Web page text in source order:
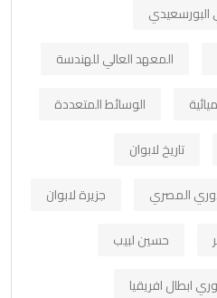
المعهد العالي للهندسة
الوسائط المتعددة
تاريخ لابوان
المصري
جزيرة لابوان
حسين لبيب
ابطال افريقيا